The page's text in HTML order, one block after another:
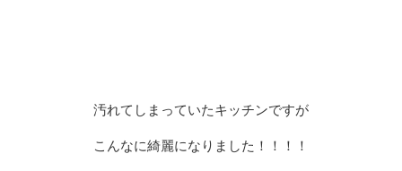
汚れてしまっていたキッチンですが
こんなに綺麗になりました！！！！